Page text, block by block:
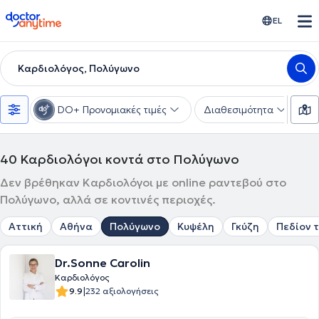
doctoranytime EL
Καρδιολόγος, Πολύγωνο
DO+ Προνομιακές τιμές Διαθεσιμότητα
40 Καρδιολόγοι κοντά στο Πολύγωνο
Δεν βρέθηκαν Καρδιολόγοι με online ραντεβού στο
Πολύγωνο, αλλά σε κοντινές περιοχές.
Αττική Αθήνα Πολύγωνο Κυψέλη Γκύζη Πεδίον
Dr.Sonne Carolin
Καρδιολόγος
9.9|232 αξιολογήσεις